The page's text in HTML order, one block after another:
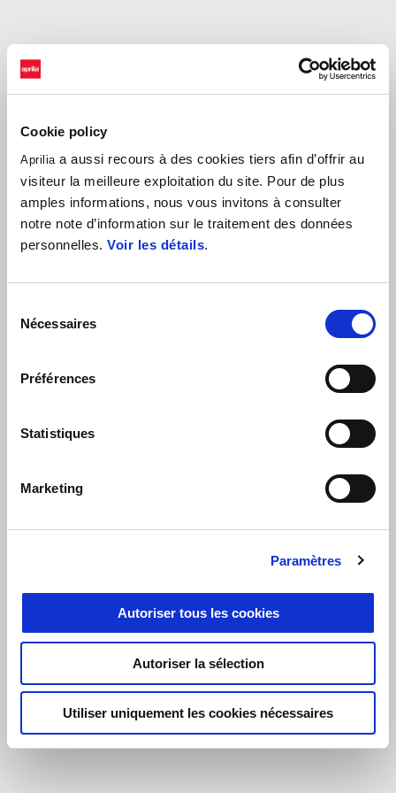
Cookie policy
Aprilia a aussi recours à des cookies tiers afin d’offrir au
visiteur la meilleure exploitation du site. Pour de plus
amples informations, nous vous invitons à consulter
notre note d’information sur le traitement des données
personnelles. Voir les détails.
Nécessaires
Préférences
Statistiques
Marketing
Paramètres
Autoriser tous les cookies
Autoriser la sélection
Utiliser uniquement les cookies nécessaires